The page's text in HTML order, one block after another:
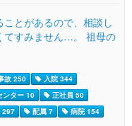
とがあるので、相談し
てすみません…。 祖母の
故 250
入院 344
ンター 10
正社員 50
297 配属 7
病院 154